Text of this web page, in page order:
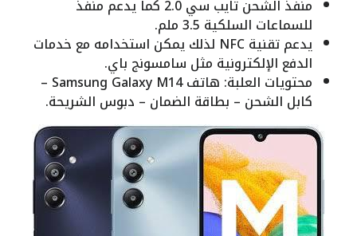
منفذ الشحن تايب سي 2.0 كما يدعم منفذ
للسماعات السلكية 3.5 ملم.
يدعم تقنية NFC لذلك يمكن استخدامه مع خدمات
الدفع الإلكترونية مثل سامسونج باي.
محتويات العلبة: هاتف Samsung Galaxy M14 –
كابل الشحن – بطاقة الضمان – دبوس الشريحة.